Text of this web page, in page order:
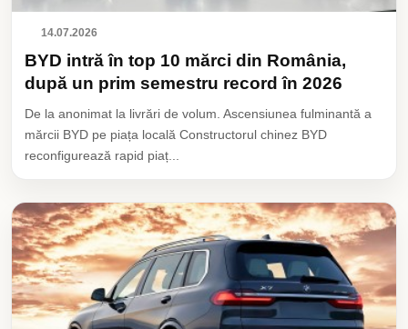
14.07.2026
BYD intră în top 10 mărci din România,
după un prim semestru record în 2026
De la anonimat la livrări de volum. Ascensiunea fulminantă a
mărcii BYD pe piața locală Constructorul chinez BYD
reconfigurează rapid piaț...